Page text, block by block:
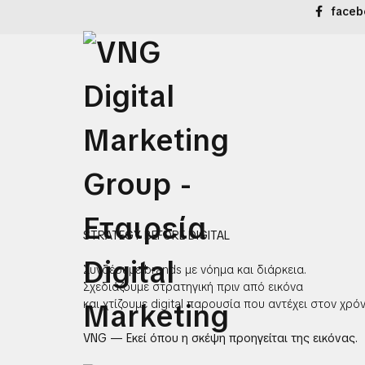
STRATEGY BEFORE DIGITAL
Συνδέουμε brands με νόημα και διάρκεια.
Σχεδιάζουμε στρατηγική πριν από εικόνα
και χτίζουμε digital παρουσία που αντέχει στον
VNG — Εκεί όπου η σκέψη προηγείται της εικόνας.